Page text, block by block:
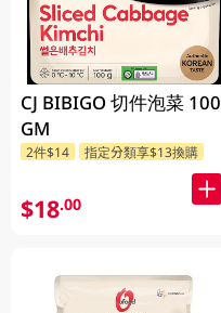
CJ BIBIGO 切件泡菜 100
GM
2件$14 指定分類享$13換購
$18.00